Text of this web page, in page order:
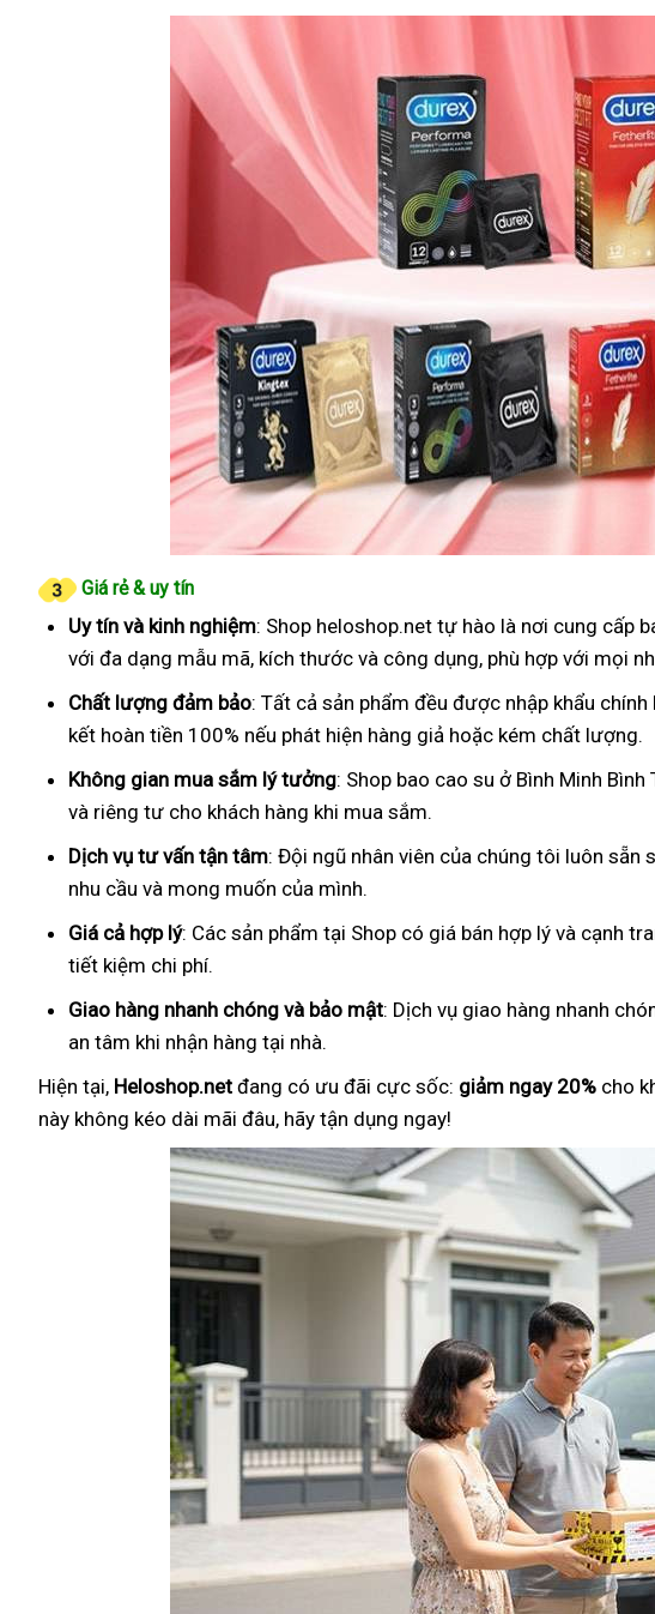
Giá rẻ & uy tín
Uy tín và kinh nghiệm: Shop heloshop.net tự hào là nơi cung cấp
với đa dạng mẫu mã, kích thước và công dụng, phù hợp với mọi
Chất lượng đảm bảo: Tất cả sản phẩm đều được nhập khẩu
kết hoàn tiền 100% nếu phát hiện hàng giả hoặc kém chất lượng.
Không gian mua sắm lý tưởng: Shop bao cao su ở Bình Minh
và riêng tư cho khách hàng khi mua sắm.
Dịch vụ tư vấn tận tâm: Đội ngũ nhân viên của chúng tôi luôn sẵn
nhu cầu và mong muốn của mình.
Giá cả hợp lý: Các sản phẩm tại Shop có giá bán hợp lý và cạnh
tiết kiệm chi phí.
Giao hàng nhanh chóng và bảo mật: Dịch vụ giao hàng nhanh
an tâm khi nhận hàng tại nhà.
Hiện tại, Heloshop.net đang có ưu đãi cực sốc: giảm ngay 20% cho
này không kéo dài mãi đâu, hãy tận dụng ngay!